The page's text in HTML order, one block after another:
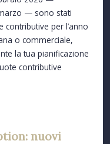
— sono stati
per l’anno
o commerciale,
la tua pianificazione
contributive
nuovi